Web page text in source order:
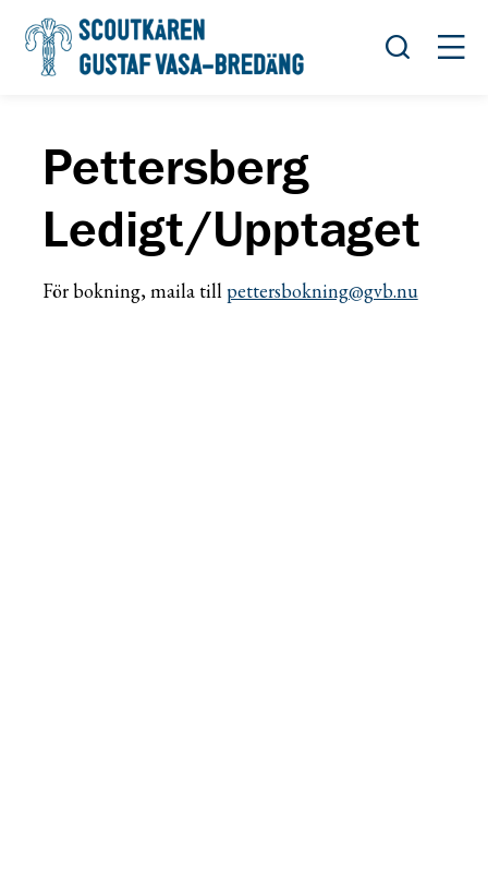
Öppna
Pettersberg
Ledigt/Upptaget
För bokning, maila tillpettersbokning@gvb.nu